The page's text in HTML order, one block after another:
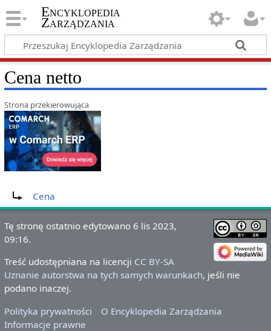
Encyklopedia
Zarządzania
Cena netto
Strona przekierowująca
Cena
Tę stronę ostatnio edytowano 6 lis 2023,
09:16.
Treść udostępniana na licencji CC BY-SA
Uznanie autorstwa na tych samych warunkach, jeśli nie
podano inaczej.
Polityka prywatności
O Encyklopedia Zarządzania
Informacje prawne